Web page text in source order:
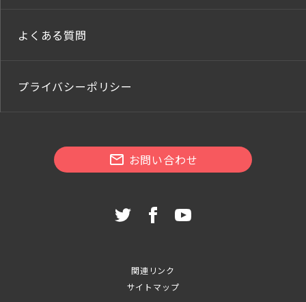
よくある質問
プライバシーポリシー
お問い合わせ
関連リンク
サイトマップ